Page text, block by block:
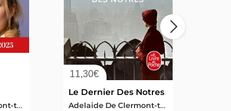
Adelaide De Clermont-tonnerre
11,30€
Le Dernier Des Notres
Adelaide De Clermont-tonnerre